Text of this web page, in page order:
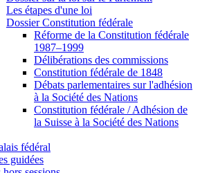
Les étapes d'une loi
Dossier Constitution fédérale
Réforme de la Constitution fédérale
1987–1999
Délibérations des commissions
Constitution fédérale de 1848
Débats parlementaires sur l'adhésion
à la Société des Nations
Constitution fédérale / Adhésion de
la Suisse à la Société des Nations
fédéral
guidées